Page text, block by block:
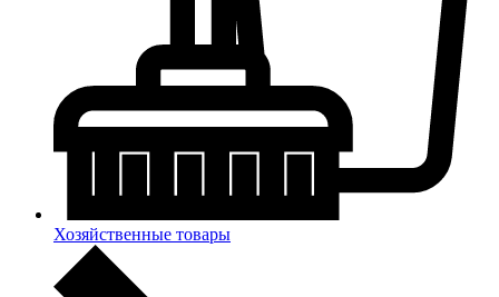
Хозяйственные товары